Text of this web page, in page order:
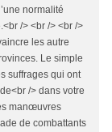
normalité
/> <br /> <br />
les autre
Le simple
suffrages qui ont
/> dans votre
manœuvres
de combattants